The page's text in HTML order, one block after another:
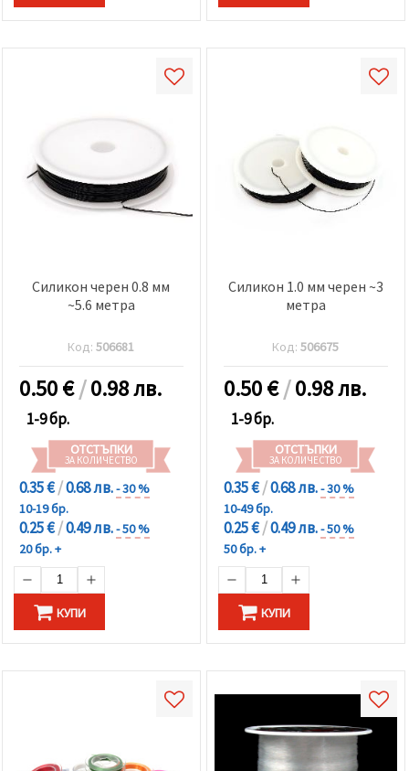
Силикон черен 0.8 мм
~5.6 метра
Код:506681
0.50€/0.98 лв.
1-9 бр.
ОТСТЪПКИ
ЗА КОЛИЧЕСТВО
0.35 €/0.68 лв.- 30 %
10-19 бр.
0.25 €/0.49 лв.- 50 %
20 бр. +
КУПИ
Силикон 1.0 мм черен ~3
метра
Код:506675
0.50€/0.98 лв.
1-9 бр.
ОТСТЪПКИ
ЗА КОЛИЧЕСТВО
0.35 €/0.68 лв.- 30 %
10-49 бр.
0.25 €/0.49 лв.- 50 %
50 бр. +
КУПИ